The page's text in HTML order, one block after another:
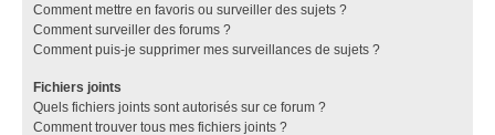
Comment mettre en favoris ou surveiller des sujets ?
Comment surveiller des forums ?
Comment puis-je supprimer mes surveillances de sujets ?
Fichiers joints
Quels fichiers joints sont autorisés sur ce forum ?
Comment trouver tous mes fichiers joints ?